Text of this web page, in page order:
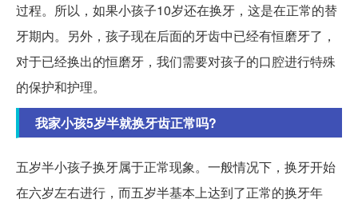
过程。所以，如果小孩子10岁还在换牙，这是在正常的替
牙期内。另外，孩子现在后面的牙齿中已经有恒磨牙了，
对于已经换出的恒磨牙，我们需要对孩子的口腔进行特殊
的保护和护理。
我家小孩5岁半就换牙齿正常吗?
五岁半小孩子换牙属于正常现象。一般情况下，换牙开始
在六岁左右进行，而五岁半基本上达到了正常的换牙年